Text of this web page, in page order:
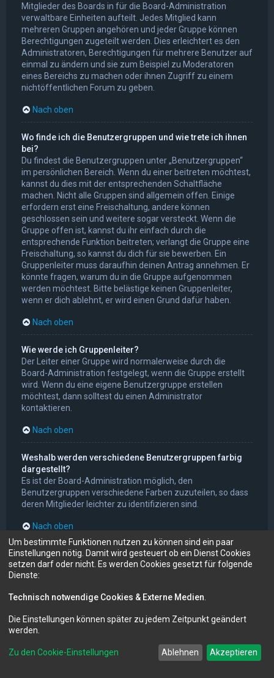
Mitglieder des Boards in für die Board-Administration
verwaltbare Einheiten aufteilt. Jedes Mitglied kann
mehreren Gruppen angehören und jeder Gruppe können
Berechtigungen zugeteilt werden. Dies erleichtert es den
Administratoren, Berechtigungen für mehrere Benutzer auf
einmal zu ändern und sie zum Beispiel zu Moderatoren
eines Bereichs zu machen oder ihnen Zugriff zu einem
nichtöffentlichen Forum zu geben.
Nach oben
Wo finde ich die Benutzergruppen und wie trete ich ihnen
bei?
Du findest die Benutzergruppen unter „Benutzergruppen“
im persönlichen Bereich. Wenn du einer beitreten möchtest,
kannst du dies mit der entsprechenden Schaltfläche
machen. Nicht alle Gruppen sind allgemein offen. Einige
erfordern erst eine Freischaltung, andere können
geschlossen sein und weitere sogar versteckt. Wenn die
Gruppe offen ist, kannst du ihr einfach durch die
entsprechende Funktion beitreten; verlangt die Gruppe eine
Freischaltung, so kannst du dich für sie bewerben. Ein
Gruppenleiter muss daraufhin deinen Antrag annehmen. Er
könnte fragen, warum du in die Gruppe aufgenommen
werden möchtest. Bitte belästige keinen Gruppenleiter,
wenn er dich ablehnt, er wird einen Grund dafür haben.
Nach oben
Wie werde ich Gruppenleiter?
Der Leiter einer Gruppe wird normalerweise durch die
Board-Administration festgelegt, wenn die Gruppe erstellt
wird. Wenn du eine eigene Benutzergruppe erstellen
möchtest, dann solltest du einen Administrator
kontaktieren.
Nach oben
Weshalb werden verschiedene Benutzergruppen farbig
dargestellt?
Es ist der Board-Administration möglich, den
Benutzergruppen verschiedene Farben zuzuteilen, so dass
deren Mitglieder leichter zu identifizieren sind.
Nach oben
Was ist eine Hauptgruppe?
Wenn du Mitglied in mehr als einer Benutzergruppe bist,
dient die Hauptgruppe dazu, deine Gruppenfarbe sowie den
festzulegen. Ein Administrator kann dir die Berechtigung
festzulegen.
Um bestimmte Funktionen nutzen zu können sind ein paar
Einstellungen nötig. Damit wird gesteuert ob ein Dienst Cookies
setzen darf oder nicht. Es werden Cookies gesetzt für folgende
Dienste:
Technisch notwendige Cookies & Externe Medien
Die Einstellungen können später zu jedem Zeitpunkt geändert
werden.
Zu den Cookie-Einstellungen Ablehnen Akzeptieren